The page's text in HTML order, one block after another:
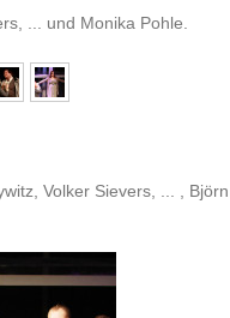
... und Monika Pohle.
Volker Sievers, ... ,